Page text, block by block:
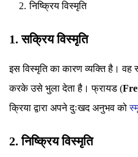
निष्क्रिय विस्मृति
1. सक्रिय विस्मृति
इस विस्मृति का कारण व्यक्ति है।
करके उसे भुला देता है। फ्रायड (
क्रिया द्वारा अपने दुःखद अनुभव को
2. निष्क्रिय विस्मृति